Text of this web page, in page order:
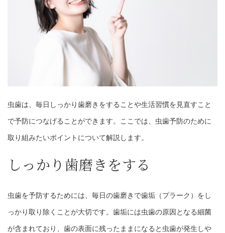
虫歯は、毎日しっかり歯磨きをすることや生活習慣を見直すこと
で予防につなげることができます。ここでは、虫歯予防のために
取り組みたいポイントについて解説します。
しっかり歯磨きをする
虫歯を予防するためには、毎日の歯磨きで歯垢（プラーク）をし
っかり取り除くことが大切です。歯垢には虫歯の原因となる細菌
が含まれており、歯の表面に残ったままになると虫歯が発生しや